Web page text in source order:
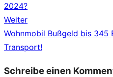
Beitrag:
2024?
Weiter
Nächster
Beitrag:
Wohnmobil Bußgeld bis 345
Transport!
Schreibe einen